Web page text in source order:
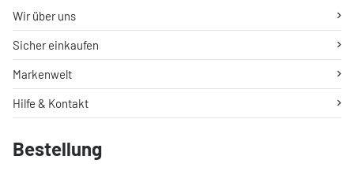
Wir über uns
Sicher einkaufen
Markenwelt
Hilfe & Kontakt
Bestellung